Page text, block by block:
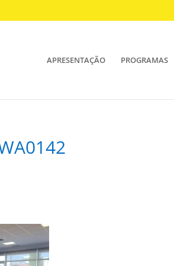
APRESENTAÇÃO PROGRAMAS